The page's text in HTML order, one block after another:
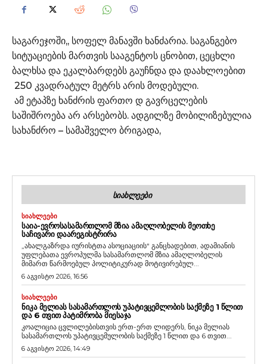
საგარეჯოში,, სოფელ მანავში ხანძარია. საგანგებო
სიტუაციების მართვის სააგენტოს ცნობით, ცეცხლი
ბალხსა და ეკალბარდებს გაუჩნდა და დაახლოებით
250 კვადრატულ მეტრს არის მოდებული.
ამ ეტაპზე ხანძრის ფართო დ გავრცელების
საშიშროება არ არსებობს. ადგილზე მობილიზებულია
სახანძრო – სამაშველო ბრიგადა,
ᲡᲘᲐᲮᲚᲔᲔᲑᲘ
ᲡᲘᲐᲮᲚᲔᲔᲑᲘ
ᲡᲐᲘᲐ-ᲔᲕᲠᲝᲡᲐᲡᲐᲛᲐᲠᲗᲚᲝᲛ ᲛᲖᲘᲐ ᲐᲛᲐᲦᲚᲝᲑᲔᲚᲘᲡ ᲛᲔᲝᲗᲮᲔ
ᲡᲐᲩᲘᲕᲐᲠᲘ ᲓᲐᲐᲠᲔᲒᲘᲡᲢᲠᲘᲠᲐ
„ახალგაზრდა იურისტთა ასოციაციის“ განცხადებით, ადამიანის
უფლებათა ევროპულმა სასამართლომ მზია ამაღლობელის
მიმართ წარმოებულ პოლიტიკურად მოტივირებულ...
6 აგვისტო 2026, 16:56
ᲡᲘᲐᲮᲚᲔᲔᲑᲘ
ᲜᲘᲙᲐ ᲛᲔᲚᲘᲐᲡ ᲡᲐᲡᲐᲛᲐᲠᲗᲚᲝᲡ ᲣᲞᲐᲢᲘᲕᲪᲔᲛᲚᲝᲑᲘᲡ ᲡᲐᲥᲛᲔᲖᲔ 1 ᲬᲚᲘᲗ
ᲓᲐ 6 ᲗᲕᲘᲗ ᲞᲐᲢᲘᲛᲠᲝᲑᲐ ᲛᲘᲔᲡᲐᲯᲐ
კოალიცია ცვლილებისთვის ერთ-ერთ ლიდერს, ნიკა მელიას
სასამართლოს უპატივცემულობის საქმეზე 1 წლით და 6 თვით...
6 აგვისტო 2026, 14:49